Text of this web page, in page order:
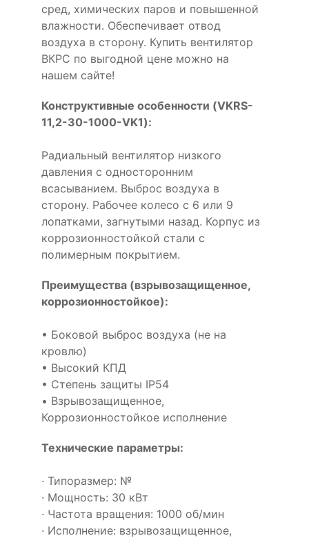
сред, химических паров и повышенной
влажности. Обеспечивает отвод
воздуха в сторону. Купить вентилятор
ВКРС по выгодной цене можно на
нашем сайте!
Конструктивные особенности (VKRS-
11,2-30-1000-VK1):
Радиальный вентилятор низкого
давления с односторонним
всасыванием. Выброс воздуха в
сторону. Рабочее колесо с 6 или 9
лопатками, загнутыми назад. Корпус из
коррозионностойкой стали с
полимерным покрытием.
Преимущества (взрывозащищенное,
коррозионностойкое):
• Боковой выброс воздуха (не на
кровлю)
• Высокий КПД
• Степень защиты IP54
• Взрывозащищенное,
Коррозионностойкое исполнение
Технические параметры:
· Типоразмер: №
· Мощность: 30 кВт
· Частота вращения: 1000 об/мин
· Исполнение: взрывозащищенное,